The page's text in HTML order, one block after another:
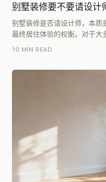
别墅装修要不要请设计
别墅装修是否请设计师，本质
最终居住体验的权衡。对于大
10 MIN READ